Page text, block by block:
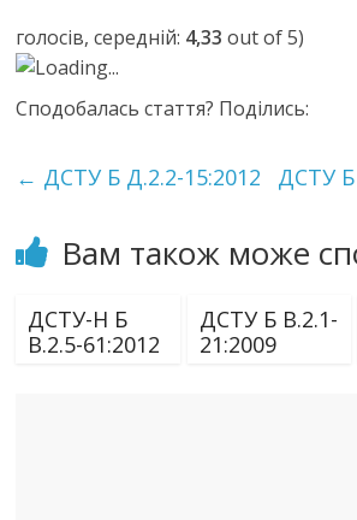
голосів, середній: 4,33 out of 5)
Loading...
Сподобалась стаття? Поділись:
← ДСТУ Б Д.2.2-15:2012 ДСТУ Б
Вам також може
ДСТУ-Н Б
В.2.5-61:2012
ДСТУ Б В.2.1-
21:2009